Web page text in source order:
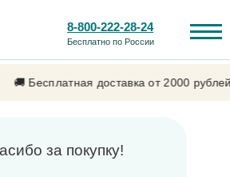
8-800-222-28-24
Бесплатно по России
🚚 Бесплатная доставка от 2000 рублей
за покупку!